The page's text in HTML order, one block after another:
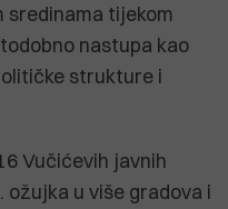
sredinama tijekom
nastupa kao
strukture i
Vučićevih javnih
ožujka u više gradova i